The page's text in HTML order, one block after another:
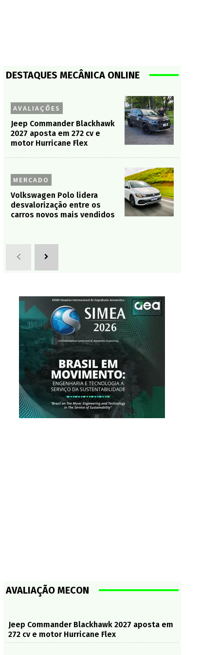
DESTAQUES MECÂNICA ONLINE
AVALIAÇÕES
Jeep Commander Blackhawk
2027 aposta em 272 cv e
motor Hurricane Flex
MERCADO
Volkswagen Polo lidera
desvalorização entre os
carros novos mais vendidos
AVALIAÇÃO MECON
Jeep Commander Blackhawk 2027 aposta em
272 cv e motor Hurricane Flex